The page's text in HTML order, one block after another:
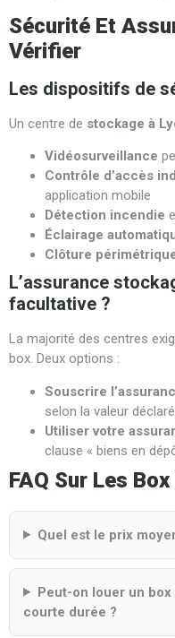
Sécurité Et
Vérifier
Les dispositifs de
Un centre de stockage à
Vidéosurveillance
Contrôle d’accès
application mobile
Détection incendie
Éclairage
Clôture
L’assurance
facultative ?
La majorité des centres
box. Deux options :
Souscrire
selon la valeur
Utiliser votre
clause « biens en
FAQ Sur Les
Quel est le prix
Peut-on louer un
courte durée ?